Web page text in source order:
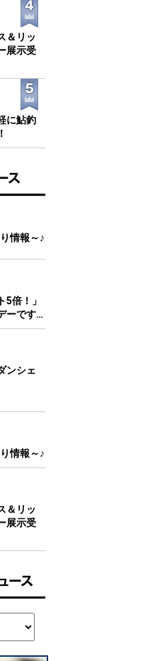
＆リッ
展示受
に鮎釣
情報～♪
5倍！」
ーです…
ンシェ
情報～♪
＆リッ
展示受